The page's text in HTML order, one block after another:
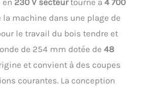
maximale de 305 mm et
une profondeur de
mm, il est possible de
scier aussi des pièces de
Encore plus de largeur –
la machine dans une plage de
le travail du bois tendre et
de 254 mm dotée de 48
et convient à des coupes
courantes. La conception